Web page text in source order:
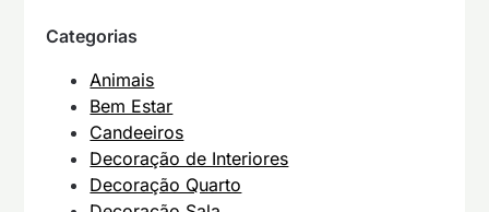
Categorias
Animais
Bem Estar
Candeeiros
Decoração de Interiores
Decoração Quarto